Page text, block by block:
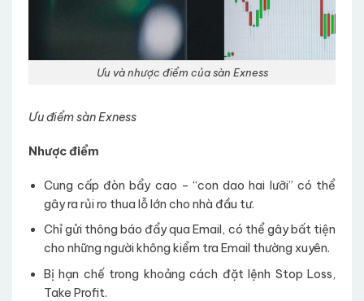
Ưu và nhược điểm của sàn Exness
Ưu điểm sàn Exness
Nhược điểm
Cung cấp đòn bẩy cao – “con dao hai lưỡi” có thể
gây ra rủi ro thua lỗ lớn cho nhà đầu tư.
Chỉ gửi thông báo đẩy qua Email, có thể gây bất tiện
cho những người không kiểm tra Email thường xuyên.
Bị hạn chế trong khoảng cách đặt lệnh Stop Loss,
Take Profit.